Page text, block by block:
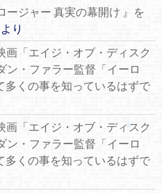
ージャー 真実の幕開け 』を
り
「エイジ・オブ・ディスク
ン・ファラー監督「イーロ
多くの事を知っているはずで
「エイジ・オブ・ディスク
ン・ファラー監督「イーロ
多くの事を知っているはずで